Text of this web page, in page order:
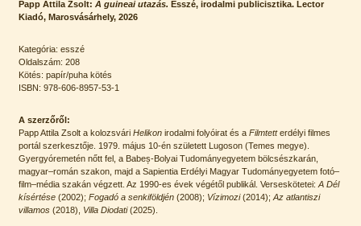
Papp Attila Zsolt: A guineai utazás. Esszé, irodalmi publicisztika. Lector
Kiadó, Marosvásárhely, 2026
Kategória: esszé
Oldalszám: 208
Kötés: papír/puha kötés
ISBN: 978-606-8957-53-1
A szerzőről:
Papp Attila Zsolt a kolozsvári Helikon irodalmi folyóirat és a Filmtetterdélyi filmes
portál szerkesztője. 1979. május 10-én született Lugoson (Temes megye).
Gyergyóremetén nőtt fel, a Babeș-Bolyai Tudományegyetem bölcsészkarán,
magyar–román szakon, majd a Sapientia Erdélyi Magyar Tudományegyetem fotó–
film–média szakán végzett. Az 1990-es évek végétől publikál. Verseskötetei: A Dél
kísértése (2002); Fogadó a senkiföldjén (2008); Vízimozi(2014); Az atlantiszi
villamos (2018), Villa Diodati(2025).